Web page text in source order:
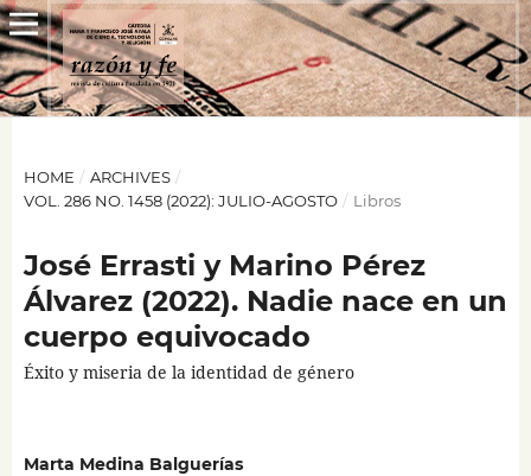
HOME / ARCHIVES /
VOL. 286 NO. 1458 (2022): JULIO-AGOSTO / Libros
José Errasti y Marino Pérez
Álvarez (2022). Nadie nace en un
cuerpo equivocado
Éxito y miseria de la identidad de género
Marta Medina Balguerías